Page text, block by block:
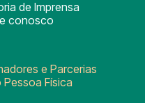
de Imprensa
conosco
e Parcerias
Física